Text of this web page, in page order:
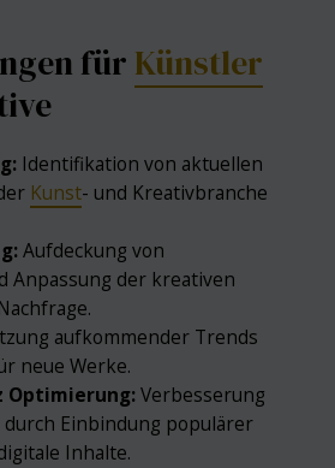
für Künstler
Identifikation von aktuellen
Kunst- und Kreativbranche
Aufdeckung von
Anpassung der kreativen
aufkommender Trends
neue Werke.
Optimierung:Verbesserung
Einbindung populärer
Inhalte.